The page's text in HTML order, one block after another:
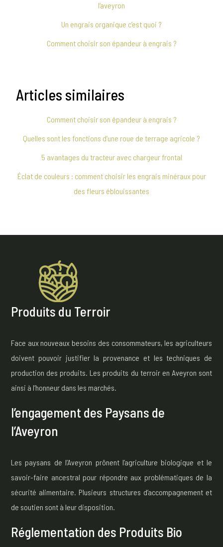
l’aveyron
Un engrais organique c’est quoi ?
Comment choisir son épandeur à engrais ?
Articles similaires
Comment choisir son épandeur à engrais ?
Quelles sont les fonctions d’une roue de terrage agricole ?
5 avantages du tracteur avec chargeur frontal
Éclat de couleurs : comment choisir les engrais minéraux pour
des fleurs éblouissantes
Produits du Terroir
Face aux nouveaux besoins des consommateurs, les agriculteurs
doivent pouvoir justifier la provenance et les techniques de
production des produits. Les produits du terroir en Aveyron sont
ainsi à l’honneur dans les marchés.
l’engagement des Paysans de
l’Aveyron
Les paysans de l’Aveyron prônent l’agriculture biologique et le
savoir-faire ancestral pour répondre aux problématiques de la
sécurité alimentaire. Plusieurs structures d’accompagnement et
de soutien sont à leur disposition.
Réglementation des Produits Bio